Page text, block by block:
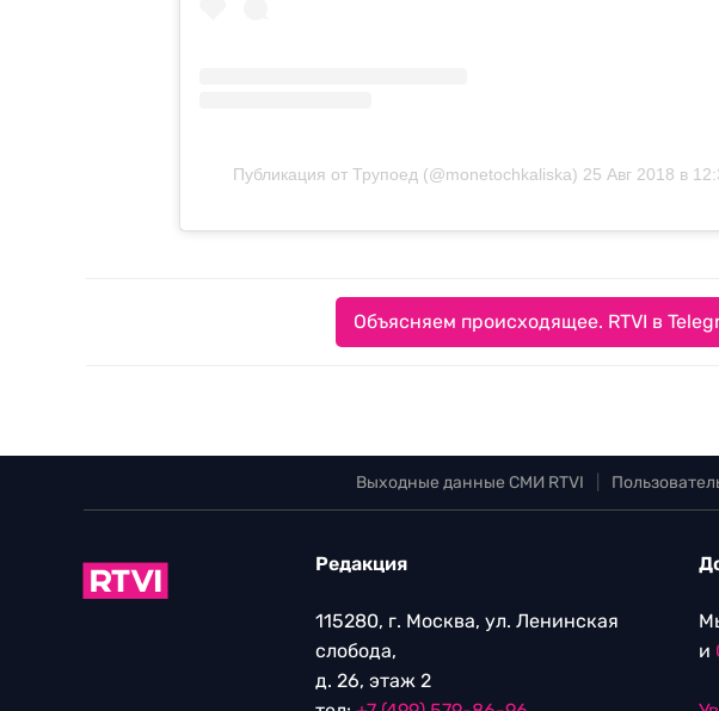
Публикация от Трупоед (@monetochkaliska) 25 Авг 2018 в
Объясняем происходящее. RTVI в
Выходные данные СМИ RTVI
Редакция
115280, г. Москва, ул. Ленинская
слобода,
д. 26, этаж 2
и